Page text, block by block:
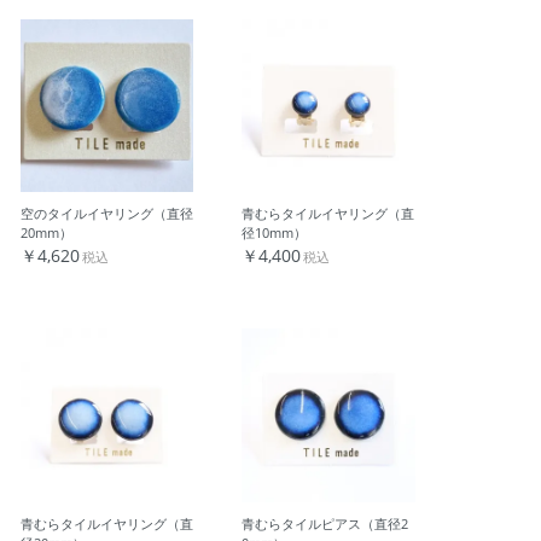
空のタイルイヤリング（直径
20mm）
￥4,620税込
青むらタイルイヤリング（直
径10mm）
￥4,400税込
青むらタイルイヤリング（直
青むらタイルピアス（直径2